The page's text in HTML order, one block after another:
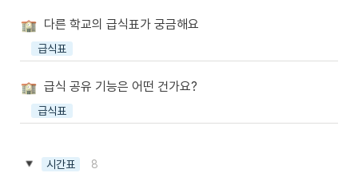
다른 학교의 급식표가 궁금해요
급식표
급식 공유 기능은 어떤 건가요?
급식표
시간표 8